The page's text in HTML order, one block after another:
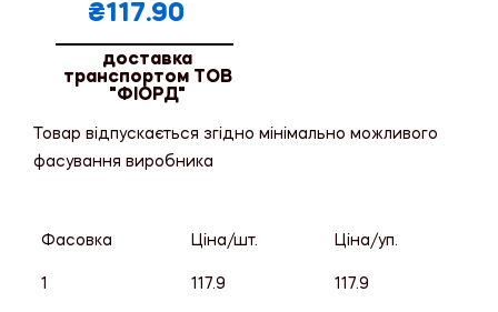
₴117.90
доставка
транспортом ТОВ
"ФІОРД"
Товар відпускається згідно мінімально можливого
фасування виробника
Фасовка Ціна/шт. Ціна/уп.
1 117.9 117.9